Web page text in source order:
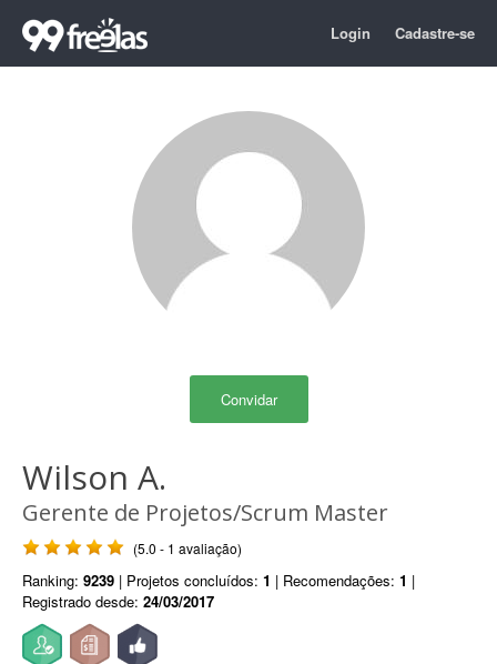
Login Cadastre-se
Convidar
Wilson A.
Gerente de Projetos/Scrum Master
(5.0 - 1 avaliação)
Ranking: 9239 | Projetos concluídos: 1 | Recomendações: 1 |
Registrado desde: 24/03/2017